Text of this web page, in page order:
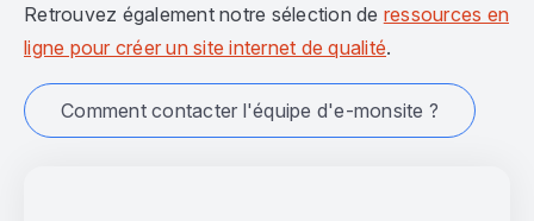
Retrouvez également notre sélection de ressources en
ligne pour créer un site internet de qualité.
Comment contacter l'équipe d'e-monsite ?